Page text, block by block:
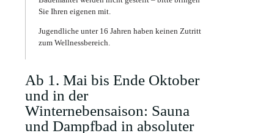
Sie Ihren eigenen mit.
Jugendliche unter 16 Jahren haben keinen Zutritt
zum Wellnessbereich.
Ab 1. Mai bis Ende Oktober
und in der
Winternebensaison: Sauna
und Dampfbad in absoluter